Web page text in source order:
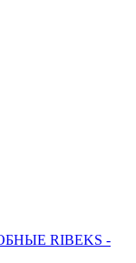
RIBEKS -